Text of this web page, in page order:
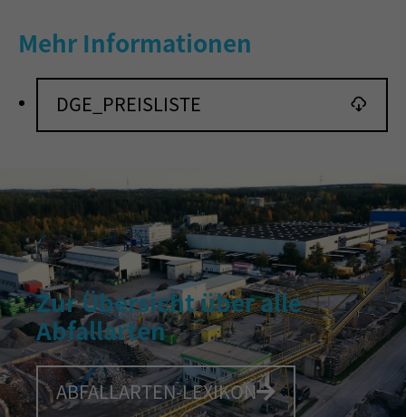
Mehr Informationen
DGE_PREISLISTE
Zur Übersicht über alle
Abfallarten
ABFALLARTEN-LEXIKON